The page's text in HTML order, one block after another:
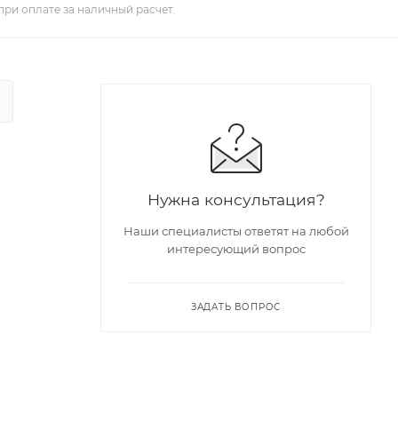
оплате за наличный расчет.
Нужна консультация?
Наши специалисты ответят на любой
интересующий вопрос
ЗАДАТЬ ВОПРОС